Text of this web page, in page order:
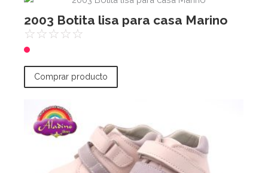
2003 Botita lisa para casa Marino
☆☆☆☆☆
Comprar producto